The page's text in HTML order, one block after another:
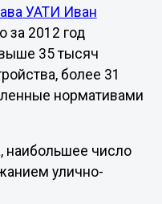
УАТИ Иван
за 2012 год
35 тысяч
более 31
нормативами
наибольшее число
улично-